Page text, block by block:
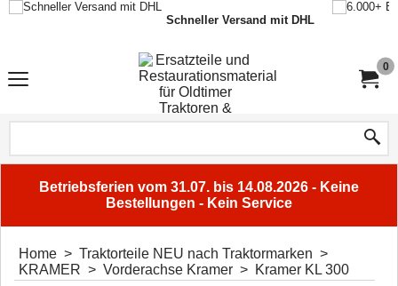
Schneller Versand mit DHL
0
Betriebsferien vom 31.07. bis 14.08.2026 - Keine
Bestellungen - Kein Service
Home > Traktorteile NEU nach Traktormarken >
KRAMER > Vorderachse Kramer > Kramer KL 300